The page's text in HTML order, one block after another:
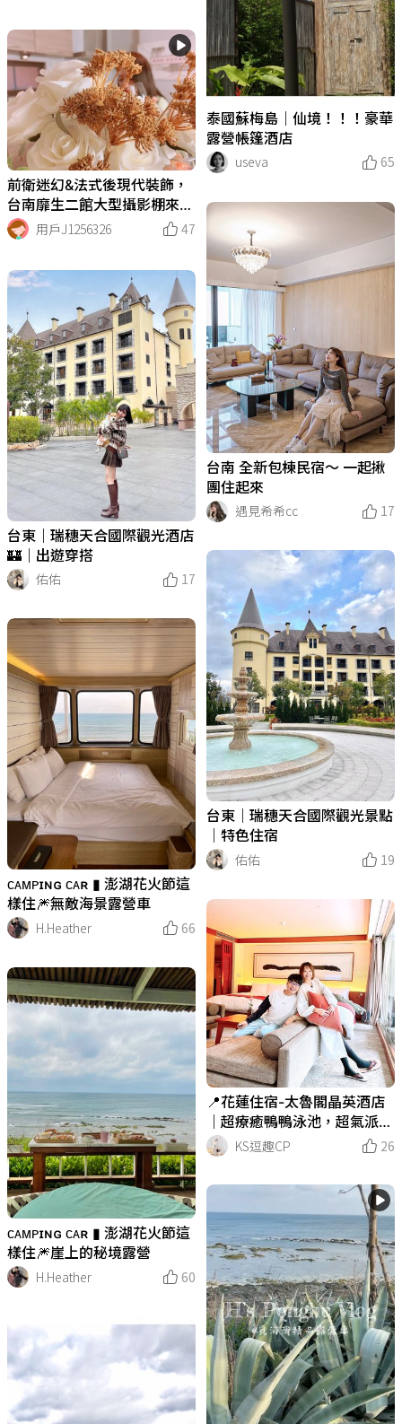
泰國蘇梅島｜仙境！！！豪華
露營帳篷酒店
useva
65
前衛迷幻&法式後現代裝飾，
台南靡生二館大型攝影棚來張
網美照吧用戶J1256326 47
台南 全新包棟民宿～ 一起揪
團住起來
遇見希希cc
17
台東｜瑞穗天合國際觀光酒店
🏰｜出遊穿搭
佑佑
17
台東｜瑞穗天合國際觀光景點
｜特色住宿
佑佑
19
ᴄᴀᴍᴘɪɴɢ ᴄᴀʀ ▮ 澎湖花火節這
樣住🎆無敵海景露營車
H.Heather
66
📍花蓮住宿-太魯閣晶英酒店
｜超療癒鴨鴨泳池，超氣派的
天祥套房KS逗趣CP 26
ᴄᴀᴍᴘɪɴɢ ᴄᴀʀ ▮ 澎湖花火節這
樣住🎆崖上的秘境露營
H.Heather
60